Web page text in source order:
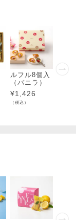
ルフル8個入
（バニラ）
¥1,426
（税込）